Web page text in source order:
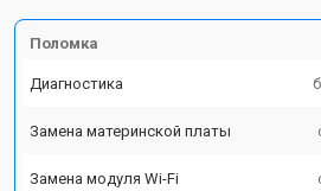
Поломка
Диагностика
Замена материнской платы
Замена модуля Wi-Fi